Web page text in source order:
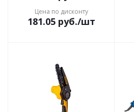
Цена по дисконту
181.05руб./шт